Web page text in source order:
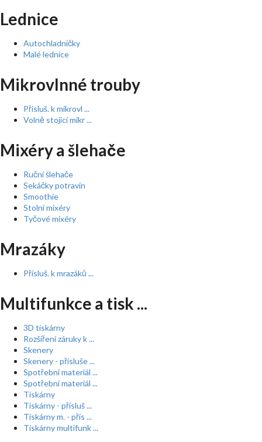
Lednice
Autochladničky
Malé lednice
Mikrovlnné trouby
Přísluš. k mikrovl ...
Volně stojící mikr ...
Mixéry a šlehače
Ruční šlehače
Sekáčky potravin
Smoothie
Stolní mixéry
Tyčové mixéry
Mrazáky
Přísluš. k mrazáků ...
Multifunkce a tisk ...
3D tiskárny
Rozšíření záruky k ...
Skenery
Skenery - přísluše ...
Spotřební materiál ...
Spotřební materiál ...
Tiskárny
Tiskárny - přísluš ...
Tiskárny m. - přís ...
Tiskárny multifunk ...